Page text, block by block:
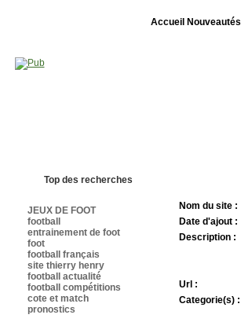
Accueil Nouveautés
Top des recherches
JEUX DE FOOT
football
entrainement de foot
foot
football français
site thierry henry
football actualité
football compétitions
cote et match
pronostics
Nom du site :
Date d'ajout :
Description :
Url :
Categorie(s) :